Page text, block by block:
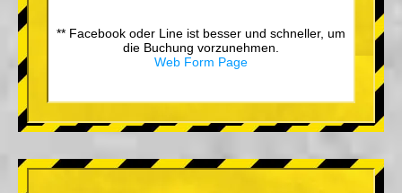
** Facebook oder Line ist besser und schneller, um
die Buchung vorzunehmen.
Web Form Page